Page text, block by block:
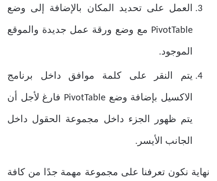
العمل على تحديد المكان بالإضافة إلى وضع
PivotTable مع وضع ورقة عمل جديدة والموقع
الموجود.
يتم النقر على كلمة موافق داخل برنامج
الاكسيل بإضافة وضع PivotTable فارغ لأجل أن
يتم ظهور الجزء داخل مجموعة الحقول داخل
الجانب الأيسر.
نهاية نكون تعرفنا على مجموعة مهمة جدًا من كافة